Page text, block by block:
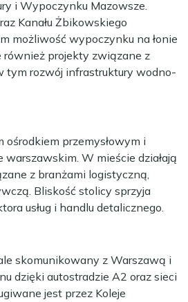
i Wypoczynku Mazowsze.
Kanału Żbikowskiego
możliwość wypoczynku na łonie
również projekty związane z
tym rozwój infrastruktury wodno-
ośrodkiem przemysłowym i
W mieście działają
z branżami logistyczną,
Bliskość stolicy sprzyja
usług i handlu detalicznego.
skomunikowany z Warszawą i
dzięki autostradzie A2 oraz sieci
jest przez Koleje